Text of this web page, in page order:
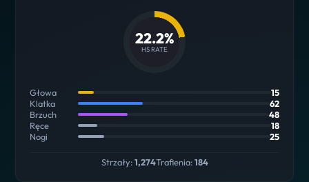
22.2%
HS RATE
Głowa
15
Klatka
62
Brzuch
48
Ręce
18
Nogi
25
Strzały:1,274Trafienia:184